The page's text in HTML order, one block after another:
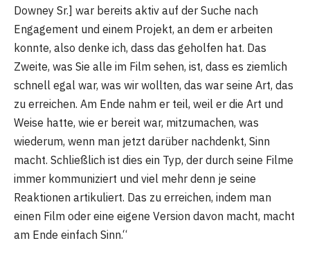
Downey Sr.] war bereits aktiv auf der Suche nach
Engagement und einem Projekt, an dem er arbeiten
konnte, also denke ich, dass das geholfen hat. Das
Zweite, was Sie alle im Film sehen, ist, dass es ziemlich
schnell egal war, was wir wollten, das war seine Art, das
zu erreichen. Am Ende nahm er teil, weil er die Art und
Weise hatte, wie er bereit war, mitzumachen, was
wiederum, wenn man jetzt darüber nachdenkt, Sinn
macht. Schließlich ist dies ein Typ, der durch seine Filme
immer kommuniziert und viel mehr denn je seine
Reaktionen artikuliert. Das zu erreichen, indem man
einen Film oder eine eigene Version davon macht, macht
am Ende einfach Sinn.“